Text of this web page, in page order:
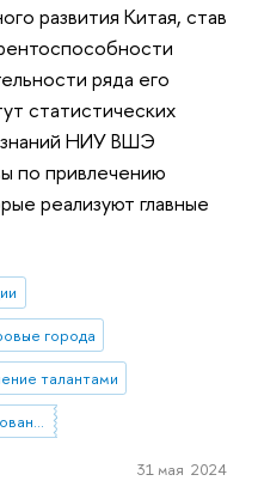
развития Китая, став
ряда его
статистических
знаний НИУ ВШЭ
по привлечению
реализуют главные
города
талантами
Институт статистических исследований и экономики знаний
31 мая 2024